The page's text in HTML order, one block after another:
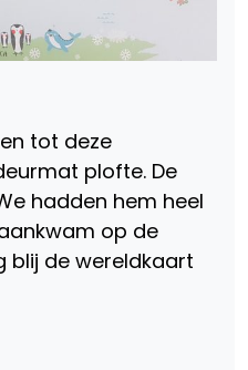
tot deze
plofte. De
hadden hem heel
op de
blij de wereldkaart